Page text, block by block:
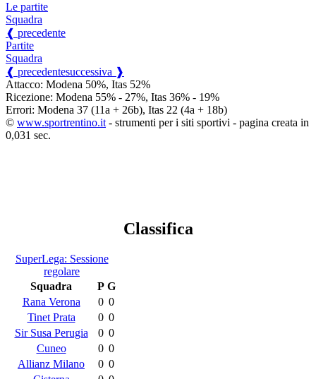
Le partite
Squadra
❰ precedente
Partite
Squadra
❰ precedentesuccessiva ❱
Attacco: Modena 50%, Itas 52%
Ricezione: Modena 55% - 27%, Itas 36% - 19%
Errori: Modena 37 (11a + 26b), Itas 22 (4a + 18b)
© www.sportrentino.it - strumenti per i siti sportivi - pagina creata in
0,031 sec.
Classifica
SuperLega: Sessione
regolare
Squadra
P G
Rana Verona
0 0
Tinet Prata
0 0
Sir Susa Perugia
0 0
Cuneo
0 0
Allianz Milano
0 0